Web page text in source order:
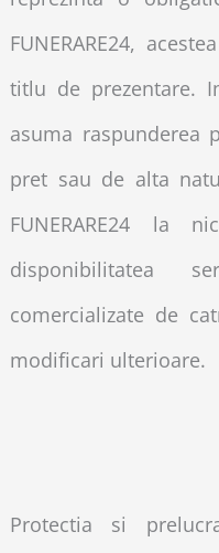
FUNERARE24,
titlu de prezentare.
asuma raspunderea
pret sau de alta
FUNERARE24 la
disponibilitatea
comercializate de
modificari ulterioare.
Protectia si